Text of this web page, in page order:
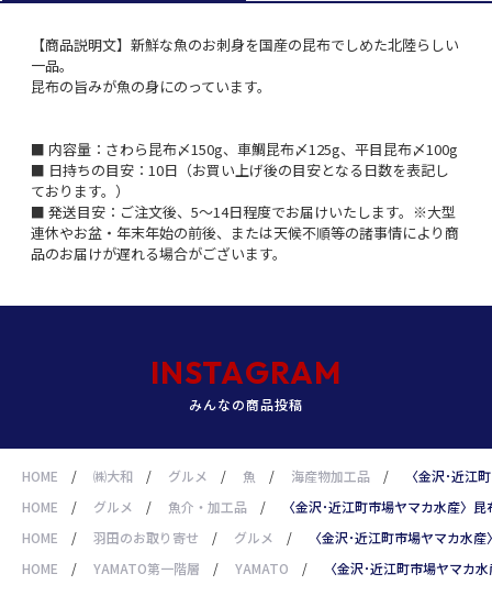
HOME / ㈱大和 / グルメ / 魚 / 海産物加工品 /
〈金沢･近江
HOME
/ グルメ / 魚介・加工品 /
〈金沢･近江町市場ヤマカ水産〉
HOME
/ 羽田のお取り寄せ / グルメ /
〈金沢･近江町市場ヤマカ水
HOME
/ YAMATO第一階層 / YAMATO / 〈金沢･近江町市場ヤマカ
【商品説明文】新鮮な魚のお刺身を国産の昆布でしめた北陸らしい
一品。
昆布の旨みが魚の身にのっています。
■ 内容量：さわら昆布〆150g、車鯛昆布〆125g、平目昆布〆100g
■ 日持ちの目安：10日（お買い上げ後の目安となる日数を表記し
ております。）
■ 発送目安：ご注文後、5～14日程度でお届けいたします。※大型
連休やお盆・年末年始の前後、または天候不順等の諸事情により商
品のお届けが遅れる場合がございます。
INSTAGRAM
みんなの商品投稿